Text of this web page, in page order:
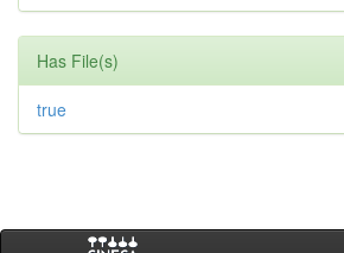
Has File(s)
true